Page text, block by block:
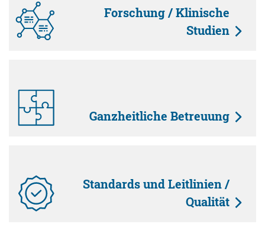
Forschung / Klinische
Studien
Ganzheitliche Betreuung
Standards und Leitlinien /
Qualität